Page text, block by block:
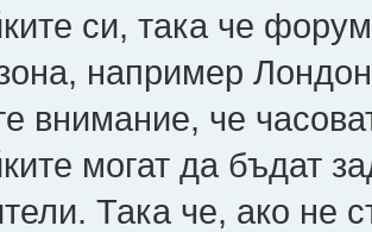
си, така че
например
внимание, че
могат да бъдат
Така че, ако не